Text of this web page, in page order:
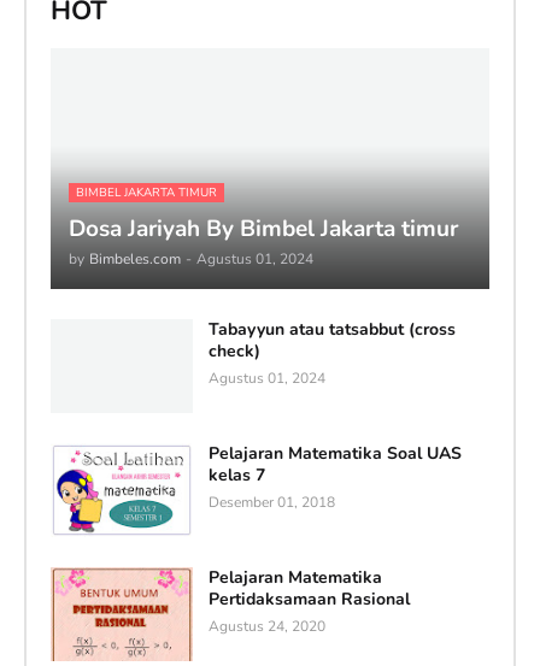
HOT
BIMBEL JAKARTA TIMUR
Dosa Jariyah By Bimbel Jakarta timur
by Bimbeles.com - Agustus 01, 2024
Tabayyun atau tatsabbut (cross
check)
Agustus 01, 2024
Pelajaran Matematika Soal UAS
kelas 7
Desember 01, 2018
Pelajaran Matematika
Pertidaksamaan Rasional
Agustus 24, 2020